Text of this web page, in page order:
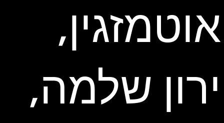
אוטמזגין,
ירון שלמה,